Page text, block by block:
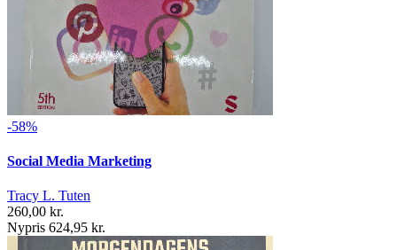
-58%
Social Media Marketing
Tracy L. Tuten
260,00 kr.
Nypris 624,95 kr.